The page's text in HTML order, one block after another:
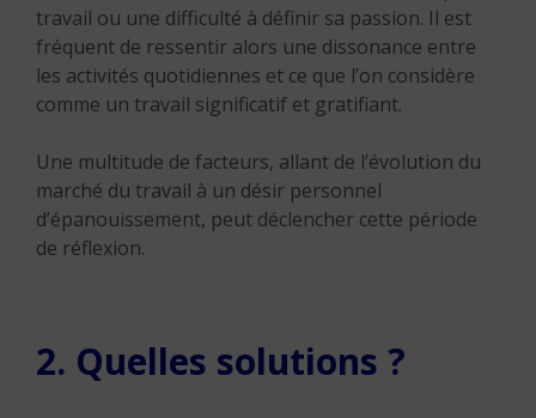
travail ou une difficulté à définir sa passion. Il est
fréquent de ressentir alors une dissonance entre
les activités quotidiennes et ce que l’on considère
comme un travail significatif et gratifiant.
Une multitude de facteurs, allant de l’évolution du
marché du travail à un désir personnel
d’épanouissement, peut déclencher cette période
de réflexion.
2. Quelles solutions ?